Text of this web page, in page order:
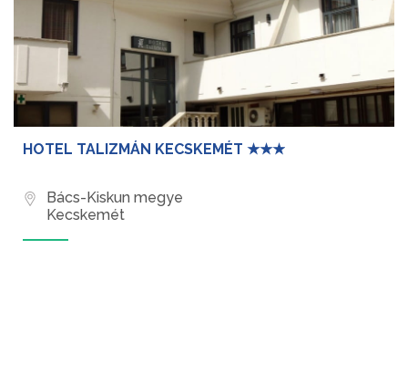
HOTEL TALIZMÁN KECSKEMÉT ★★★
Bács-Kiskun megye
Kecskemét